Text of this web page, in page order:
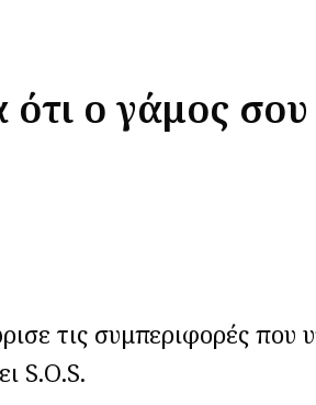
ο γάμος
τις συμπεριφορές
S.O.S.